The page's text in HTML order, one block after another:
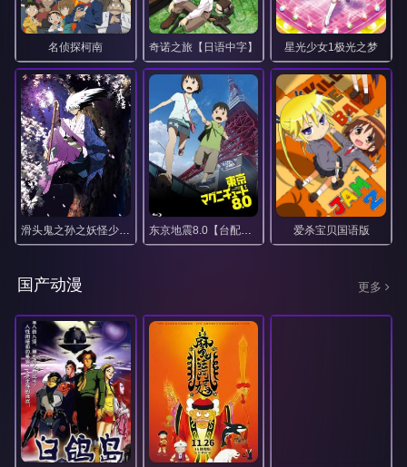
名侦探柯南 奇诺之旅【日语中字】 星光少女1极光之梦
东京地震8.0【台配国语】 爱杀宝贝国语版
国产动漫 更多